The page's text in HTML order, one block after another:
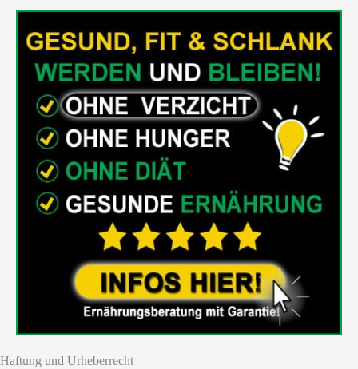
Haftung und Urheberrecht